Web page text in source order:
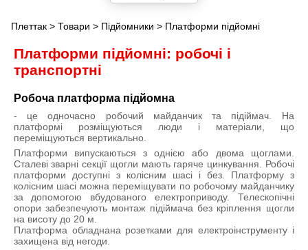
Плеттак >Товари > Підйомники > Платформи підйомні
Платформи підйомні: робочі і
транспортні
Робоча платформа підйомна
- це одночасно робочий майданчик та підіймач. На
платформі розміщуються люди і матеріали, що
переміщуються вертикально.
Платформи випускаються з однією або двома щоглами.
Сталеві зварні секції щогли мають гаряче цинкування. Робочі
платформи доступні з колісним шасі і без. Платформу з
колісним шасі можна переміщувати по робочому майданчику
за допомогою вбудованого електроприводу. Телескопічні
опори забезпечують монтаж підіймача без кріплення щогли
на висоту до 20 м.
Платформа обладнана розетками для електроінструменту і
захищена від негоди.